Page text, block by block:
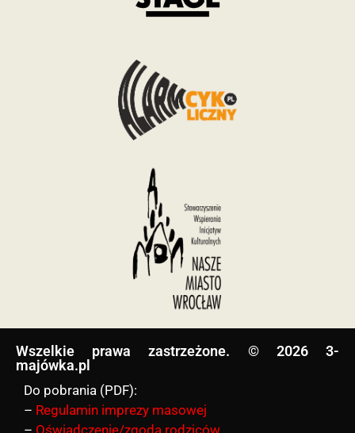
Wszelkie prawa zastrzeżone. © 2026 3-
majówka.pl​
Do pobrania (PDF):
– Regulamin imprezy masowej
– Oświadczenie/zgoda rodziców